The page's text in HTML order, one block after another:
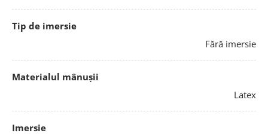
Tip de imersie
Fără imersie
Materialul mânușii
Latex
Imersie